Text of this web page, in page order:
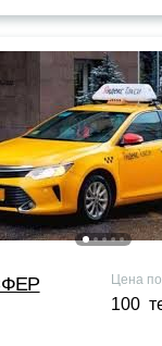
Цена
100